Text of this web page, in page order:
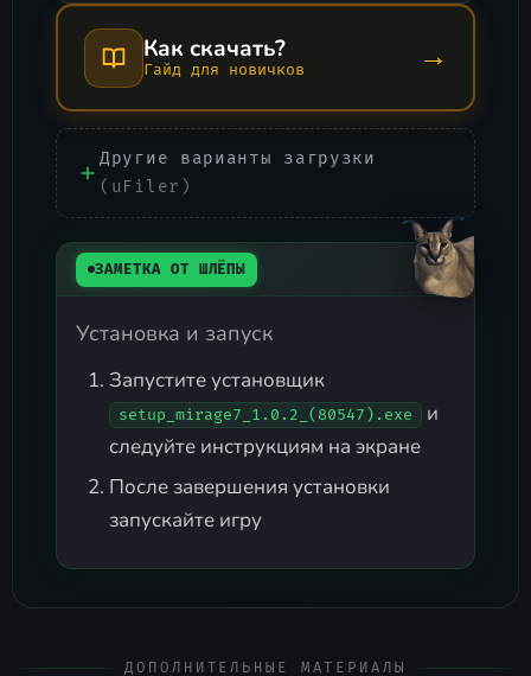
Как скачать?
Гайд для новичков →
Другие варианты загрузки
(uFiler)
ЗАМЕТКА ОТ ШЛЁПЫ
Установка и запуск
Запустите установщик
setup_mirage7_1.0.2_(80547).exe
и
следуйте инструкциям на экране
После завершения установки
запускайте игру
ДОПОЛНИТЕЛЬНЫЕ МАТЕРИАЛЫ